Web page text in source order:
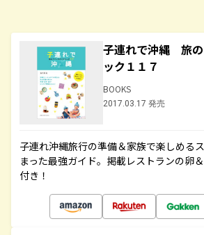
子連れで沖縄 旅の
ック１１７
BOOKS
2017.03.17 発売
子連れ沖縄旅行の準備＆家族で楽しめる
まった最強ガイド。掲載レストランの卵
付き！